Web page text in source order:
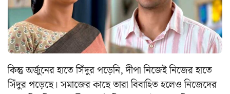
কিন্তু অর্জুনের হাতে সিঁদুর পড়েনি, দীপা নিজেই নিজের হাতে
সিঁদুর পড়েছে। সমাজের কাছে তারা বিবাহিত হলেও নিজেদের